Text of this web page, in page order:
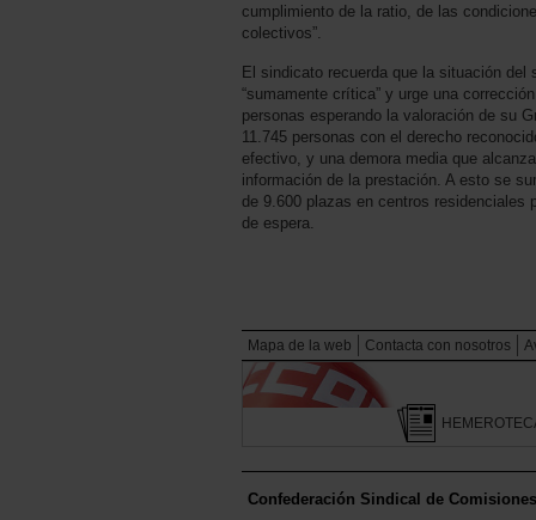
cumplimiento de la ratio, de las
colectivos”.
El sindicato recuerda que la situación del
“sumamente crítica” y urge una
personas esperando la valoración de su
11.745 personas con el derecho
efectivo, y una demora media que
información de la prestación. A esto se
de 9.600 plazas en centros residenciales
de espera.
Mapa de la web Contacta con nosotros
Confederación Sindical de